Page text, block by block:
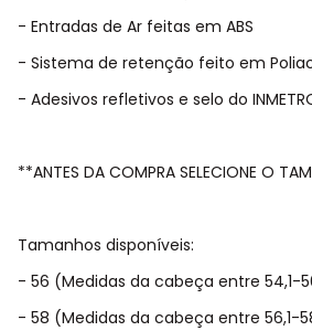
- Entradas de Ar feitas em ABS
- Sistema de retenção feito em
- Adesivos refletivos e selo do
**ANTES DA COMPRA SELECIONE O
Tamanhos disponíveis:
- 56 (Medidas da cabeça entre 54,1-
- 58 (Medidas da cabeça entre 56,1-